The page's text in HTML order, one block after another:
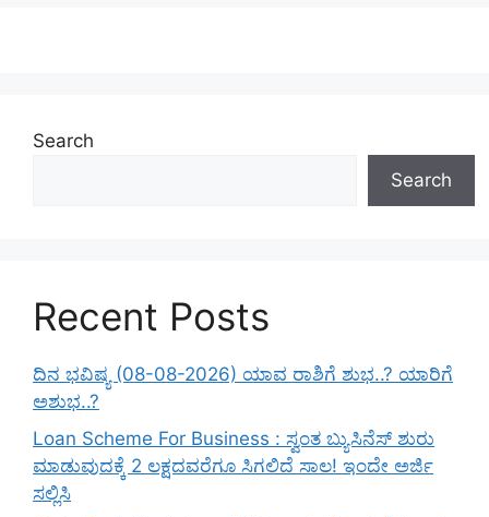
Search
Search
Recent Posts
ದಿನ ಭವಿಷ್ಯ (08-08-2026) ಯಾವ ರಾಶಿಗೆ ಶುಭ..? ಯಾರಿಗೆ
ಅಶುಭ..?
Loan Scheme For Business : ಸ್ವಂತ ಬ್ಯುಸಿನೆಸ್ ಶುರು
ಮಾಡುವುದಕ್ಕೆ 2 ಲಕ್ಷದವರೆಗೂ ಸಿಗಲಿದೆ ಸಾಲ! ಇಂದೇ ಅರ್ಜಿ
ಸಲ್ಲಿಸಿ